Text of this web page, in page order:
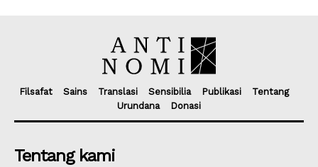
Filsafat Sains Translasi Sensibilia Publikasi
Tentang
Urundana
Donasi
Tentang kami